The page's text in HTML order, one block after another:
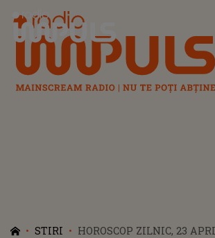
Radio Impuls
STIRI
HOROSCOP ZILNIC, 23